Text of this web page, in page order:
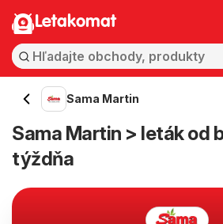
Letakomat
Sama Martin
Sama Martin > leták od
týždňa